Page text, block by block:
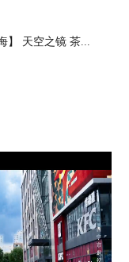
】 天空之镜 茶...